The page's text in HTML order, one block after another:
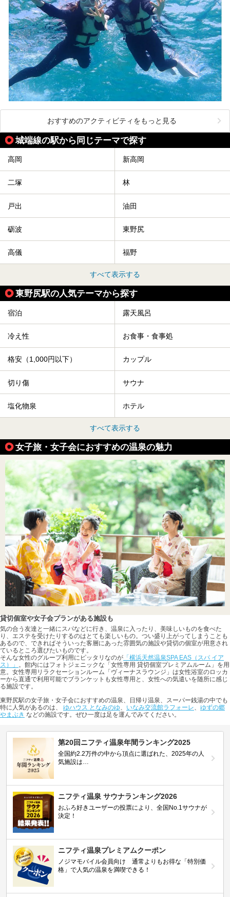
おすすめのアクティビティをもっと見る
城端線の駅から同じテーマで探す
高岡 新高岡
二塚 林
戸出 油田
砺波 東野尻
高儀 福野
すべて表示する
東野尻駅の人気テーマから探す
宿泊 露天風呂
冷え性 お食事・食事処
格安（1,000円以下） カップル
切り傷 サウナ
塩化物泉 ホテル
すべて表示する
女子旅・女子会におすすめの温泉の魅力
貸切個室や女子会プランがある施設も
気の合う友達と一緒にスパなどに行き、温泉に入ったり、美味しいものを食べた
り、エステを受けたりするのはとても楽しいもの。つい盛り上がってしまうことも
あるので、できればそういった客層にあった雰囲気の施設や貸切の個室が用意され
ているところ選びたいものです。
そんな女性のグループ利用にピッタリなのが 「横浜天然温泉SPA EAS（スパ イア
ス）」 。館内にはフォトジェニックな「女性専用 貸切個室プレミアムルーム」を用
意。女性専用リラクセーションルーム「ヴィーナスラウンジ」は女性浴室のロッカ
ーから直通で利用可能でブランケットも女性専用と、女性への気遣いを随所に感じ
る施設です。
東野尻駅の女子旅・女子会におすすめの温泉、日帰り温泉、スーパー銭湯の中でも
特に人気があるのは、 ゆハウス となみのゆ、 いなみ交流館ラフォーレ、 ゆずの郷
やまぶき などの施設です。ぜひ一度は足を運んでみてください。
第20回ニフティ温泉年間ランキング2025
全国約2.2万件の中から頂点に選ばれた、2025年の人
気施設は…
ニフティ温泉 サウナランキング2026
おふろ好きユーザーの投票により、全国No.1サウナが
決定！
ニフティ温泉プレミアムクーポン
ノジマモバイル会員向け 通常よりもお得な「特別価
格」で人気の温泉を満喫できる！